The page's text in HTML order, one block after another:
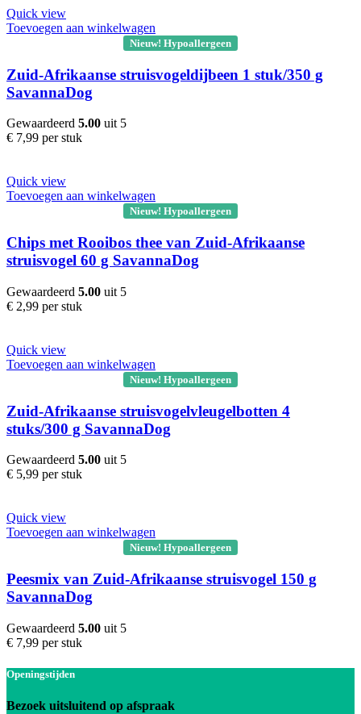
Quick view
Toevoegen aan winkelwagen
Nieuw! Hypoallergeen
Zuid-Afrikaanse struisvogeldijbeen 1 stuk/350 g
SavannaDog
Gewaardeerd 5.00 uit 5
€ 7,99 per stuk
Quick view
Toevoegen aan winkelwagen
Nieuw! Hypoallergeen
Chips met Rooibos thee van Zuid-Afrikaanse
struisvogel 60 g SavannaDog
Gewaardeerd 5.00 uit 5
€ 2,99 per stuk
Quick view
Toevoegen aan winkelwagen
Nieuw! Hypoallergeen
Zuid-Afrikaanse struisvogelvleugelbotten 4
stuks/300 g SavannaDog
Gewaardeerd 5.00 uit 5
€ 5,99 per stuk
Quick view
Toevoegen aan winkelwagen
Nieuw! Hypoallergeen
Peesmix van Zuid-Afrikaanse struisvogel 150 g
SavannaDog
Gewaardeerd 5.00 uit 5
€ 7,99 per stuk
Openingstijden
Bezoek uitsluitend op afspraak